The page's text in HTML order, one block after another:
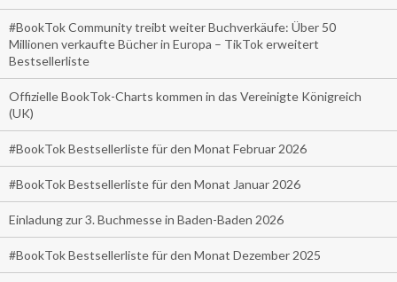
#BookTok Community treibt weiter Buchverkäufe: Über 50
Millionen verkaufte Bücher in Europa – TikTok erweitert
Bestsellerliste
Offizielle BookTok-Charts kommen in das Vereinigte Königreich
(UK)
#BookTok Bestsellerliste für den Monat Februar 2026
#BookTok Bestsellerliste für den Monat Januar 2026
Einladung zur 3. Buchmesse in Baden-Baden 2026
#BookTok Bestsellerliste für den Monat Dezember 2025